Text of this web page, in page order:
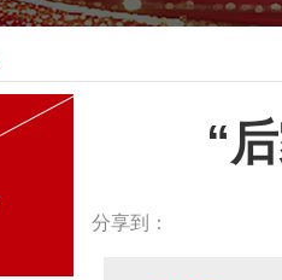
“
分享到：